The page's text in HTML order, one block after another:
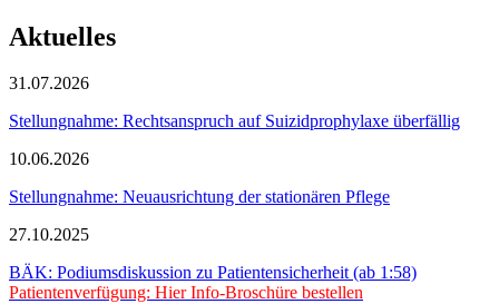
Aktuelles
31.07.2026
Stellungnahme: Rechtsanspruch auf Suizidprophylaxe überfällig
10.06.2026
Stellungnahme: Neuausrichtung der stationären Pflege
27.10.2025
BÄK: Podiumsdiskussion zu Patientensicherheit (ab 1:58)
Patientenverfügung: Hier Info-Broschüre bestellen